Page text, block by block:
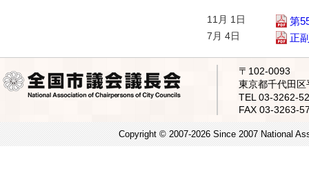
11月 1日 第
7月 4日 正
〒102-0093
東京都千代田
TEL 03-3262-
FAX 03-3263-
Copyright © 2007-2026 Since 2007 National